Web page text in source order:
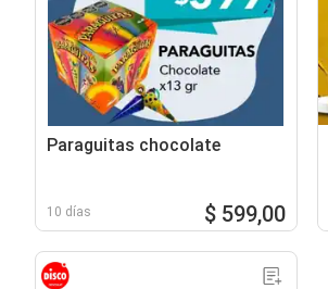
Paraguitas chocolate
10 días $ 599,00